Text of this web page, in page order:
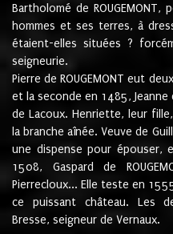
Bartholomé de
hommes et ses terres, à
étaient-elles situées ?
seigneurie.
Pierre de ROUGEMONT eut
et la seconde en 1485, Jeanne
de Lacoux. Henriette, leur
la branche aînée. Veuve de
une dispense pour épouser,
1508, Gaspard de
Pierrecloux... Elle teste en
ce puissant château. Les
Bresse, seigneur de Vernaux.